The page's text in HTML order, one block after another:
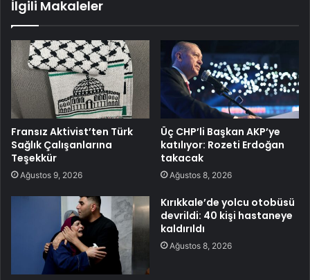
İlgili Makaleler
Fransız Aktivist’ten Türk
Sağlık Çalışanlarına
Teşekkür
Ağustos 9, 2026
Üç CHP’li Başkan AKP’ye
katılıyor: Rozeti Erdoğan
takacak
Ağustos 8, 2026
Kırıkkale’de yolcu otobüsü
devrildi: 40 kişi hastaneye
kaldırıldı
Ağustos 8, 2026